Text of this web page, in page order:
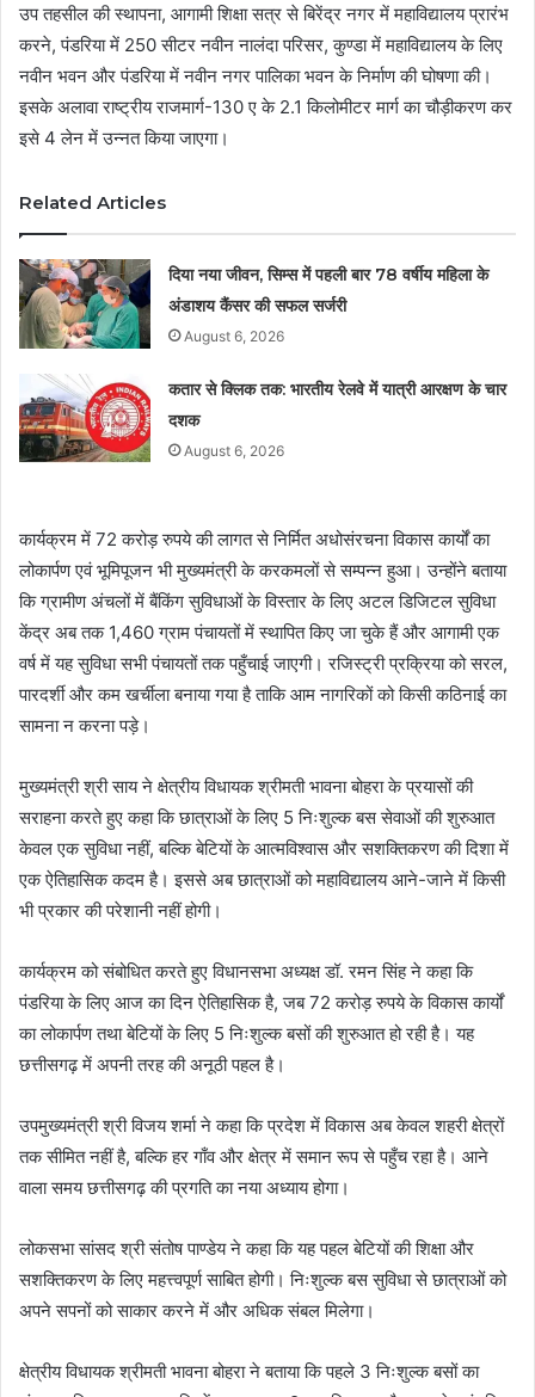
उप तहसील की स्थापना, आगामी शिक्षा सत्र से बिरेंद्र नगर में महाविद्यालय प्रारंभ
करने, पंडरिया में 250 सीटर नवीन नालंदा परिसर, कुण्डा में महाविद्यालय के लिए
नवीन भवन और पंडरिया में नवीन नगर पालिका भवन के निर्माण की घोषणा की।
इसके अलावा राष्ट्रीय राजमार्ग-130 ए के 2.1 किलोमीटर मार्ग का चौड़ीकरण कर
इसे 4 लेन में उन्नत किया जाएगा।
Related Articles
दिया नया जीवन, सिम्स में पहली बार 78 वर्षीय महिला के
अंडाशय कैंसर की सफल सर्जरी
August 6, 2026
कतार से क्लिक तक: भारतीय रेलवे में यात्री आरक्षण के चार
दशक
August 6, 2026
कार्यक्रम में 72 करोड़ रुपये की लागत से निर्मित अधोसंरचना विकास कार्यों का
लोकार्पण एवं भूमिपूजन भी मुख्यमंत्री के करकमलों से सम्पन्न हुआ। उन्होंने बताया
कि ग्रामीण अंचलों में बैंकिंग सुविधाओं के विस्तार के लिए अटल डिजिटल सुविधा
केंद्र अब तक 1,460 ग्राम पंचायतों में स्थापित किए जा चुके हैं और आगामी एक
वर्ष में यह सुविधा सभी पंचायतों तक पहुँचाई जाएगी। रजिस्ट्री प्रक्रिया को सरल,
पारदर्शी और कम खर्चीला बनाया गया है ताकि आम नागरिकों को किसी कठिनाई का
सामना न करना पड़े।
मुख्यमंत्री श्री साय ने क्षेत्रीय विधायक श्रीमती भावना बोहरा के प्रयासों की
सराहना करते हुए कहा कि छात्राओं के लिए 5 निःशुल्क बस सेवाओं की शुरुआत
केवल एक सुविधा नहीं, बल्कि बेटियों के आत्मविश्वास और सशक्तिकरण की दिशा में
एक ऐतिहासिक कदम है। इससे अब छात्राओं को महाविद्यालय आने-जाने में किसी
भी प्रकार की परेशानी नहीं होगी।
कार्यक्रम को संबोधित करते हुए विधानसभा अध्यक्ष डॉ. रमन सिंह ने कहा कि
पंडरिया के लिए आज का दिन ऐतिहासिक है, जब 72 करोड़ रुपये के विकास कार्यों
का लोकार्पण तथा बेटियों के लिए 5 निःशुल्क बसों की शुरुआत हो रही है। यह
छत्तीसगढ़ में अपनी तरह की अनूठी पहल है।
उपमुख्यमंत्री श्री विजय शर्मा ने कहा कि प्रदेश में विकास अब केवल शहरी क्षेत्रों
तक सीमित नहीं है, बल्कि हर गाँव और क्षेत्र में समान रूप से पहुँच रहा है। आने
वाला समय छत्तीसगढ़ की प्रगति का नया अध्याय होगा।
लोकसभा सांसद श्री संतोष पाण्डेय ने कहा कि यह पहल बेटियों की शिक्षा और
सशक्तिकरण के लिए महत्त्वपूर्ण साबित होगी। निःशुल्क बस सुविधा से छात्राओं को
अपने सपनों को साकार करने में और अधिक संबल मिलेगा।
क्षेत्रीय विधायक श्रीमती भावना बोहरा ने बताया कि पहले 3 निःशुल्क बसों का